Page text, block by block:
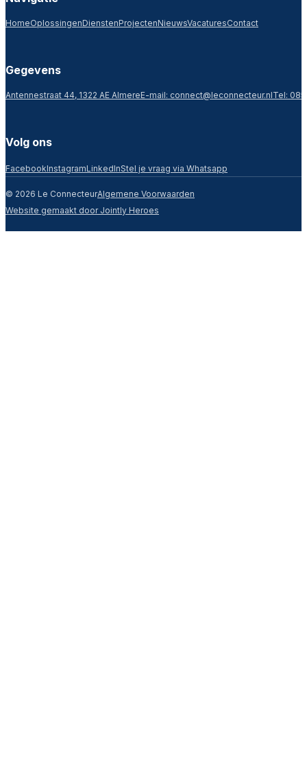
HomeOplossingenDienstenProjectenNieuwsVacaturesContact
Gegevens
Antennestraat 44, 1322 AE AlmereE-mail: connect@leconnecteur.nlTel:
Volg ons
FacebookInstagramLinkedInStel je vraag via Whatsapp
© 2026 Le ConnecteurAlgemene Voorwaarden
Website gemaakt door Jointly Heroes